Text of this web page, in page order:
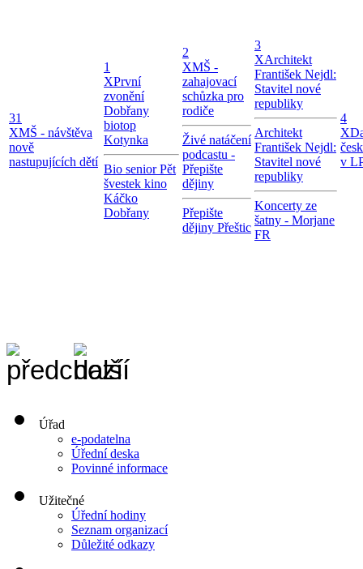
31
XMŠ - návštěva
nově
nastupujících dětí
1
XPrvní
zvonění
Dobřany
biotop
Kotynka
Bio senior Pět
švestek kino
Káčko
Dobřany
2
XMŠ -
zahajovací
schůzka pro
rodiče
Živé natáčení
podcastu -
Přepište
dějiny
Přepište
dějiny Přeštic
3
XArchitekt
František Nejdl:
Stavitel nové
republiky
Architekt
František Nejdl:
Stavitel nové
republiky
Koncerty ze
šatny - Morjane
FR
4
X
v
Úřad
e-podatelna
Úřední deska
Povinné informace
Užitečné
Úřední hodiny
Seznam organizací
Důležité odkazy